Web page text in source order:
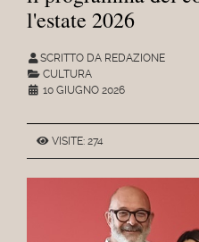
l'estate 2026
SCRITTO DA REDAZIONE
CULTURA
10 GIUGNO 2026
VISITE: 274